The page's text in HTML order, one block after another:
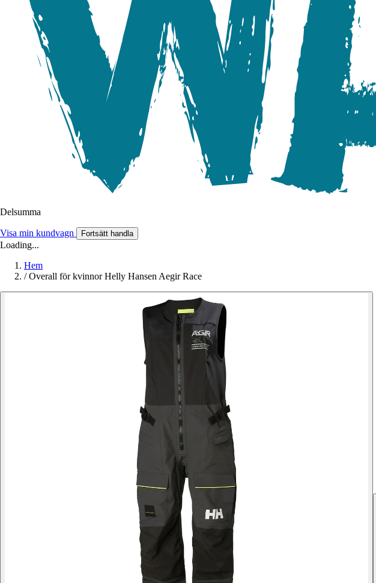
Delsumma
Visa min kundvagn Fortsätt handla
Loading...
Hem
/ Overall för kvinnor Helly Hansen Aegir Race